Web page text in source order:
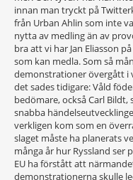
innan man tryckt på
från Urban Ahlin som inte
nytta av medling än av
bra att vi har Jan Eliasson
som kan medla. Som så
demonstrationer övergått i
det sades tidigare: Våld
bedömare, också Carl
snabba
verkligen kom som en
slaget måste ha planerats
många år hur Ryssland ser
EU ha förstått att
demonstrationerna skulle